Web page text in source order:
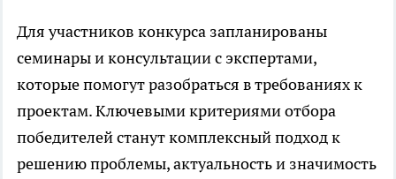
Для участников конкурса запланированы
семинары и консультации с экспертами,
которые помогут разобраться в требованиях к
проектам. Ключевыми критериями отбора
победителей станут комплексный подход к
решению проблемы, актуальность и значимость